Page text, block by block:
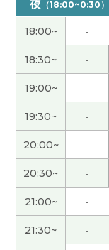
见。 レッスン
い方など、色
勉強できて良
い致します。
谢谢您的课程
知识。 我也很
见。 レッスン
い方など、色
勉強できて良
い致します。
谢谢老师，您
体
（18:00~0:30）
18:00~ -
18:30~ -
19:00~ -
19:30~ -
20:00~ -
20:30~ -
21:00~ -
21:30~ -